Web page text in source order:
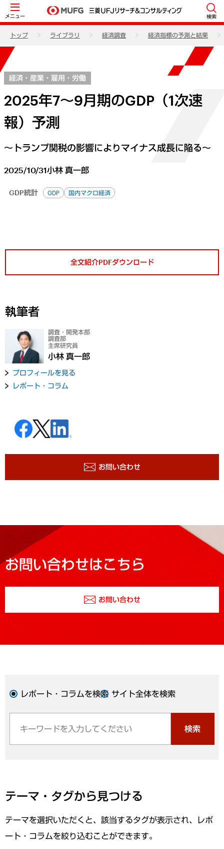
メニュー 検索
トップ ライブラリ 経済調査 経済指標の予測と結果
経済・産業・雇用・労働
2025年7～9月期のGDP（1次速
報）予測
～トランプ関税の影響によりマイナス成長に陥る～
2025/10/31小林 真一郎
GDP統計 GDP 国内マクロ経済
全文紹介PDFダウンロード
執筆者
調査・開発本部
調査部
主席研究員
小林 真一郎
プロフィールを見る
レポート・コラム
お問い合わせ
お問い合わせはこちら
お問い合わせ
レポート・コラムを検索 サイト全体を検索
検索
テーマ・タグから見つける
テーマを選択いただくと、該当するタグが表示され、レポ
ート・コラムを絞り込むことができます。